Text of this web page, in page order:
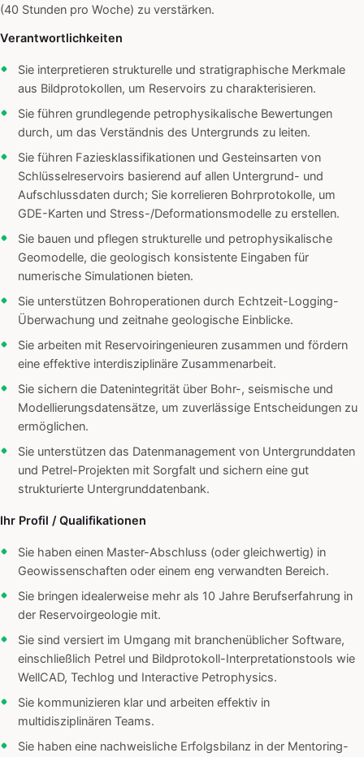
(40 Stunden pro Woche) zu verstärken.
Verantwortlichkeiten
Sie interpretieren strukturelle und stratigraphische Merkmale
aus Bildprotokollen, um Reservoirs zu charakterisieren.
Sie führen grundlegende petrophysikalische Bewertungen
durch, um das Verständnis des Untergrunds zu leiten.
Sie führen Faziesklassifikationen und Gesteinsarten von
Schlüsselreservoirs basierend auf allen Untergrund- und
Aufschlussdaten durch; Sie korrelieren Bohrprotokolle, um
GDE-Karten und Stress-/Deformationsmodelle zu erstellen.
Sie bauen und pflegen strukturelle und petrophysikalische
Geomodelle, die geologisch konsistente Eingaben für
numerische Simulationen bieten.
Sie unterstützen Bohroperationen durch Echtzeit-Logging-
Überwachung und zeitnahe geologische Einblicke.
Sie arbeiten mit Reservoiringenieuren zusammen und fördern
eine effektive interdisziplinäre Zusammenarbeit.
Sie sichern die Datenintegrität über Bohr-, seismische und
Modellierungsdatensätze, um zuverlässige Entscheidungen zu
ermöglichen.
Sie unterstützen das Datenmanagement von Untergrunddaten
und Petrel-Projekten mit Sorgfalt und sichern eine gut
strukturierte Untergrunddatenbank.
Ihr Profil / Qualifikationen
Sie haben einen Master-Abschluss (oder gleichwertig) in
Geowissenschaften oder einem eng verwandten Bereich.
Sie bringen idealerweise mehr als 10 Jahre Berufserfahrung in
der Reservoirgeologie mit.
Sie sind versiert im Umgang mit branchenüblicher Software,
einschließlich Petrel und Bildprotokoll-Interpretationstools wie
WellCAD, Techlog und Interactive Petrophysics.
Sie kommunizieren klar und arbeiten effektiv in
multidisziplinären Teams.
Sie haben eine nachweisliche Erfolgsbilanz in der Mentoring-